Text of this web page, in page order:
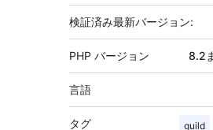
検証済み最新バージョン:
PHP バージョン 8.2
言語
タグ guild